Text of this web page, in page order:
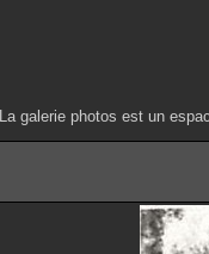
La galerie photos est un